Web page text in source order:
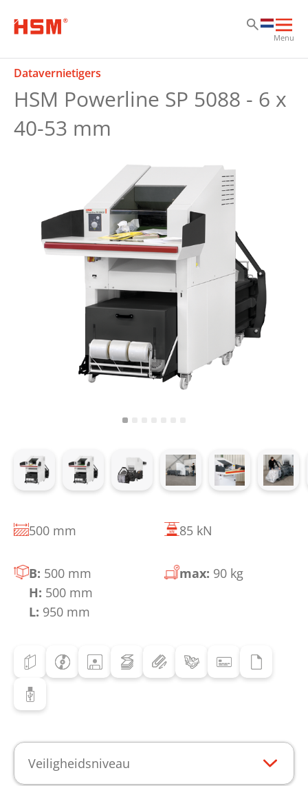
Menu
Datavernietigers
HSM Powerline SP 5088 - 6 x
40-53 mm
500 mm 85 kN
B: 500 mm
H: 500 mm
L: 950 mm
max: 90 kg
Veiligheidsniveau